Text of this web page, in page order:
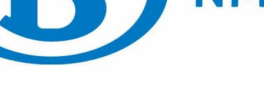
Infos visiteurs
AB ❤ you